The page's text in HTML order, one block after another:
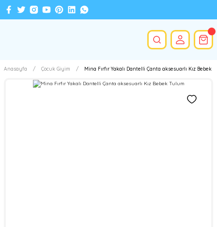
Anasayfa Çocuk Giyim Mina Fırfır Yakalı Dantelli Çanta aksesuarlı Kız Bebek